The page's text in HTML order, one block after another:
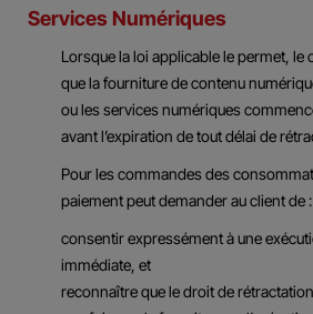
Services Numériques
Lorsque la loi applicable le permet, le
que la fourniture de contenu
ou les services numériques
avant l’expiration de tout délai de
Pour les commandes des
paiement peut demander au client de :
consentir expressément à une
immédiate, et
reconnaître que le droit de